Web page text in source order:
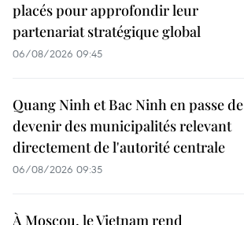
placés pour approfondir leur
partenariat stratégique global
06/08/2026 09:45
Quang Ninh et Bac Ninh en passe de
devenir des municipalités relevant
directement de l'autorité centrale
06/08/2026 09:35
À Moscou, le Vietnam rend